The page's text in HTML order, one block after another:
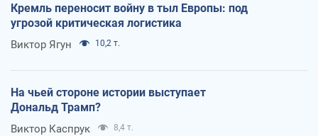
Кремль переносит войну в тыл Европы: под
угрозой критическая логистика
Виктор Ягун 10,2 т.
На чьей стороне истории выступает
Дональд Трамп?
Виктор Каспрук 8,4 т.